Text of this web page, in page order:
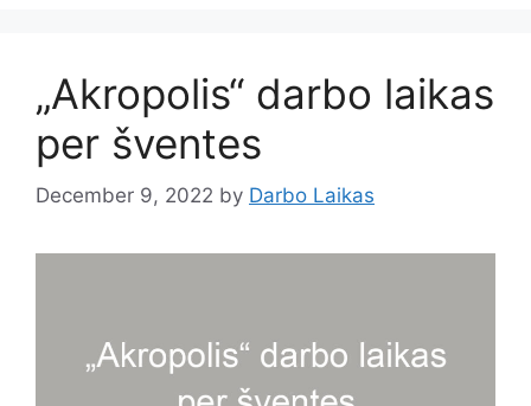
„Akropolis“ darbo laikas
per šventes
December 9, 2022 by Darbo Laikas